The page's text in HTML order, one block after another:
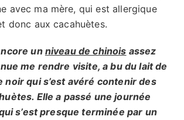
avec ma mère, qui est allergique
donc aux cacahuètes.
un niveau de chinois assez
me rendre visite, a bu du lait de
noir qui s’est avéré contenir des
Elle a passé une journée
s’est presque terminée par un